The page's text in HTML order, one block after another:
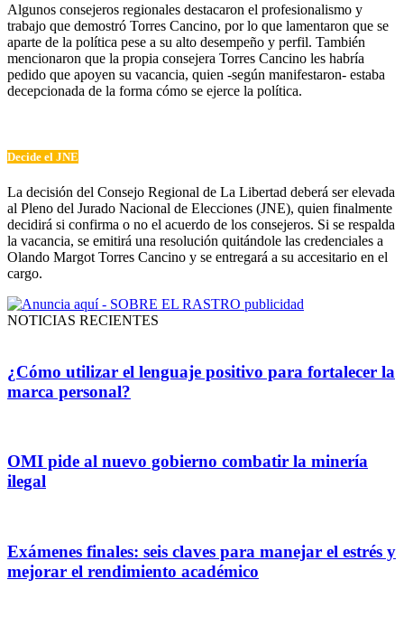
Algunos consejeros regionales destacaron el profesionalismo y
trabajo que demostró Torres Cancino, por lo que lamentaron que se
aparte de la política pese a su alto desempeño y perfil. También
mencionaron que la propia consejera Torres Cancino les habría
pedido que apoyen su vacancia, quien -según manifestaron- estaba
decepcionada de la forma cómo se ejerce la política.
Decide el JNE
La decisión del Consejo Regional de La Libertad deberá ser elevada
al Pleno del Jurado Nacional de Elecciones (JNE), quien finalmente
decidirá si confirma o no el acuerdo de los consejeros. Si se respalda
la vacancia, se emitirá una resolución quitándole las credenciales a
Olando Margot Torres Cancino y se entregará a su accesitario en el
cargo.
NOTICIAS RECIENTES
¿Cómo utilizar el lenguaje positivo para fortalecer la
marca personal?
OMI pide al nuevo gobierno combatir la minería
ilegal
Exámenes finales: seis claves para manejar el estrés y
mejorar el rendimiento académico